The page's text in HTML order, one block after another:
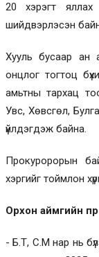
20 хэрэгт яллах
шийдвэрлэсэн
Хууль бусаар ан
онцлог тогтоц
амьтны тархац
Увс, Хөвсгөл,
үйлдэгдэж байна.
Прокуророрын
хэргийг тоймлон
Орхон аймгийн
- Б.Т, С.М нар нь